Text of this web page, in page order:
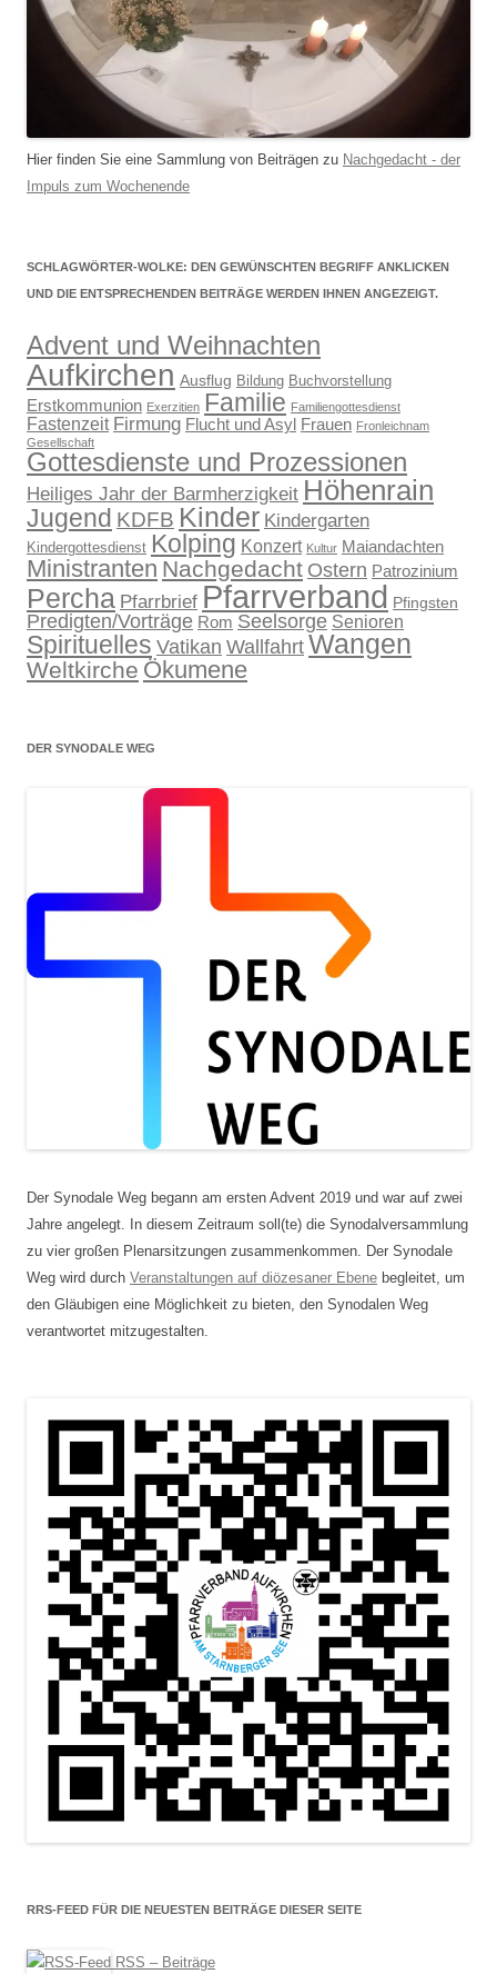
Hier finden Sie eine Sammlung von Beiträgen zu Nachgedacht - der
Impuls zum Wochenende
SCHLAGWÖRTER-WOLKE: DEN GEWÜNSCHTEN BEGRIFF ANKLICKEN
UND DIE ENTSPRECHENDEN BEITRÄGE WERDEN IHNEN ANGEZEIGT.
Advent und Weihnachten
Aufkirchen Ausflug Bildung Buchvorstellung
Erstkommunion Exerzitien Familie Familiengottesdienst
Fastenzeit Firmung Flucht und Asyl Frauen Fronleichnam
Gesellschaft
Gottesdienste und Prozessionen
Heiliges Jahr der Barmherzigkeit Höhenrain
Jugend KDFB Kinder Kindergarten
Kindergottesdienst Kolping Konzert Kultur Maiandachten
Ministranten Nachgedacht Ostern Patrozinium
Percha Pfarrbrief Pfarrverband Pfingsten
Predigten/Vorträge Rom Seelsorge Senioren
Spirituelles Vatikan WallfahrtWangen
Weltkirche Ökumene
DER SYNODALE WEG
Der Synodale Weg begann am ersten Advent 2019 und war auf zwei
Jahre angelegt. In diesem Zeitraum soll(te) die Synodalversammlung
zu vier großen Plenarsitzungen zusammenkommen. Der Synodale
Weg wird durch Veranstaltungen auf diözesaner Ebene begleitet, um
den Gläubigen eine Möglichkeit zu bieten, den Synodalen Weg
verantwortet mitzugestalten.
RRS-FEED FÜR DIE NEUESTEN BEITRÄGE DIESER SEITE
RSS – Beiträge